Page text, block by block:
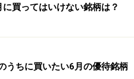
本については「記録的な
はいつ？」
に買ってはいけない銘柄は？
うちに買いたい6月の優待銘柄